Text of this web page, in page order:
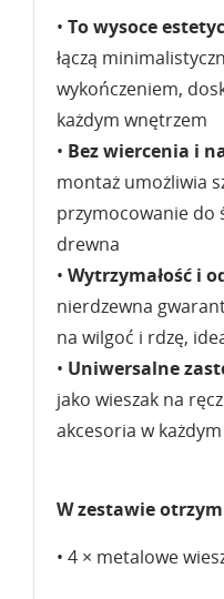
• To wysoce
łączą
wykończeniem,
każdym wnętrzem
• Bez wiercenia i
montaż umożliwia
przymocowanie do
drewna
• Wytrzymałość i
nierdzewna
na wilgoć i rdzę,
• Uniwersalne
jako wieszak na
akcesoria w
W zestawie
• 4 × metalowe